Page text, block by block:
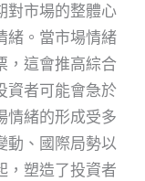
對市場的整體心
緒。當市場情緒
，這會推高綜合
資者可能會急於
情緒的形成受多
動、國際局勢以
，塑造了投資者